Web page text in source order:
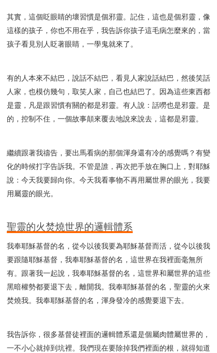
其實，這個眨眼睛的壞習慣是個邪靈。記住，這也是個邪靈，像
這樣的孩子，你也不用在乎，我告訴你孩子這毛病怎麼來的，當
孩子看見別人眨著眼睛，一學鬼就來了。
有的人本來不結巴，說話不結巴，看見人家說話結巴，然後笑話
人家，也模仿幾句，取笑人家，自己也結巴了。因為這些東西都
是靈，凡是跟習慣有關的都是邪靈。有人說：話嘮也是邪靈。是
的，控制不住，一個故事顛來覆去地說來說去，這都是邪靈。
繼續跟著我禱告，要出馬看病的那個渾身還有冷的感覺嗎？有變
化的時候打字告訴我。不管是誰，再次把手放在胸口上，對耶穌
說：今天我要歸向你。今天我看事物不再用屬世界的眼光，我要
用屬靈的眼光。
聖靈的火焚燒世界的邏輯體系
我奉耶穌基督的名，從今以後我要為耶穌基督而活，從今以後我
要跟隨耶穌基督，我奉耶穌基督的名，這世界在我裡面毫無所
有。跟著我一起說，我奉耶穌基督的名，這世界和屬世界的這些
黑暗權勢都要退下去，離開我。我奉耶穌基督的名，聖靈的火來
焚燒我。我奉耶穌基督的名，渾身發冷的感覺要退下去。
我告訴你，很多基督徒裡面的邏輯體系還是個屬肉體屬世界的，
一不小心就掉到坑裡。我們現在要除掉我們裡面的根，就得知道